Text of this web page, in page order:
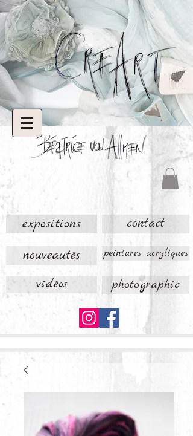
expositions contact
nouveautés peintures acryliques
vidéos photographic